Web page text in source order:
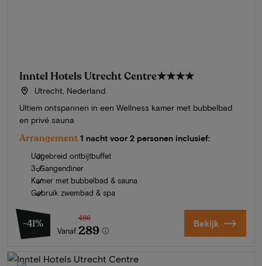
Inntel Hotels Utrecht Centre★★★★
Utrecht, Nederland
Ultiem ontspannen in een Wellness kamer met bubbelbad
en privé sauna
Arrangement 1 nacht voor 2 personen inclusief:
Uitgebreid ontbijtbuffet
3-Gangendiner
Kamer met bubbelbad & sauna
Gebruik zwembad & spa
-41%
Vanaf
486
289 Bekijk